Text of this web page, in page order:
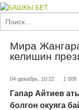
Мира
келишин
04-декабрь, 10:22 1 009
Гапар Айтиев
болгон окуяга